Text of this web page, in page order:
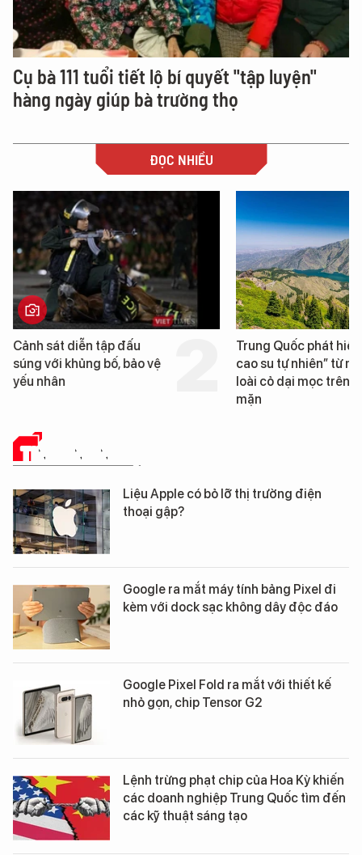
Cụ bà 111 tuổi tiết lộ bí quyết "tập luyện"
hàng ngày giúp bà trường thọ
ĐỌC NHIỀU
Trung Quốc phát hiện “mỏ
cao su tự nhiên” từ một
Loạt dự án
Đà Nẵng
TIN CÔNG NGHỆ
Liệu Apple có bỏ lỡ thị trường điện
thoại gập?
Google ra mắt máy tính bảng Pixel đi
kèm với dock sạc không dây độc đáo
Google Pixel Fold ra mắt với thiết kế
nhỏ gọn, chip Tensor G2
Lệnh trừng phạt chip của Hoa Kỳ khiến
các doanh nghiệp Trung Quốc tìm đến
các kỹ thuật sáng tạo